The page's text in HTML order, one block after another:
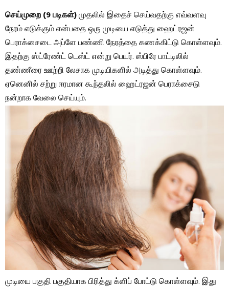
செய்முறை (9 படிகள்)முதலில் இதைச் செய்வதற்கு எவ்வளவு
நேரம் எடுக்கும் என்பதை ஒரு முடியை எடுத்து ஹைட்ரஜன்
பெராக்சைடை அப்ளே பண்ணி நேரத்தை கணக்கிட்டு கொள்ளவும்.
இதற்கு ஸ்ட்ரேண்ட் டெஸ்ட் என்று பெயர். ஸ்பிரே பாட்டிலில்
தண்ணீரை ஊற்றி லேசாக முடியிகளில் அடித்து கொள்ளவும்.
ஏனெனில் சற்று ஈரமான கூந்தலில் ஹைட்ரஜன் பெராக்சைடு
நன்றாக வேலை செய்யும்.
முடியை பகுதி பகுதியாக பிரித்து க்ளிப் போட்டு கொள்ளவும். இது